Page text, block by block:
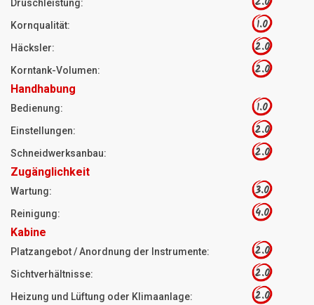
Druschleistung:
Kornqualität: 1.0
Häcksler: 2.0
Korntank-Volumen: 2.0
Handhabung
Bedienung: 1.0
Einstellungen: 2.0
Schneidwerksanbau: 2.0
Zugänglichkeit
Wartung: 3.0
Reinigung: 4.0
Kabine
Platzangebot / Anordnung der Instrumente: 2.0
Sichtverhältnisse: 2.0
Heizung und Lüftung oder Klimaanlage: 2.0